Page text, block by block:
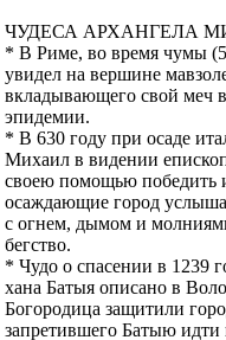
ЧУДЕСА АРХАНГЕЛА
* В Риме, во время чумы
увидел на вершине
вкладывающего свой меч
эпидемии.
* В 630 году при осаде
Михаил в видении
своею помощью победить
осаждающие город
с огнем, дымом и
бегство.
* Чудо о спасении в 1239
хана Батыя описано в
Богородица защитили
запретившего Батыю идти